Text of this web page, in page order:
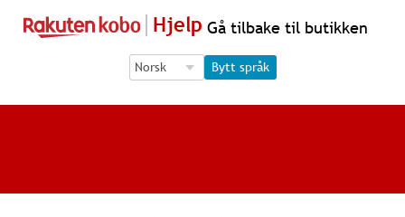
Hjelp Gå tilbake til butikken
Language Selection
Language Selection
Bytt språk